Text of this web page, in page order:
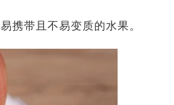
携带且不易变质的水果。